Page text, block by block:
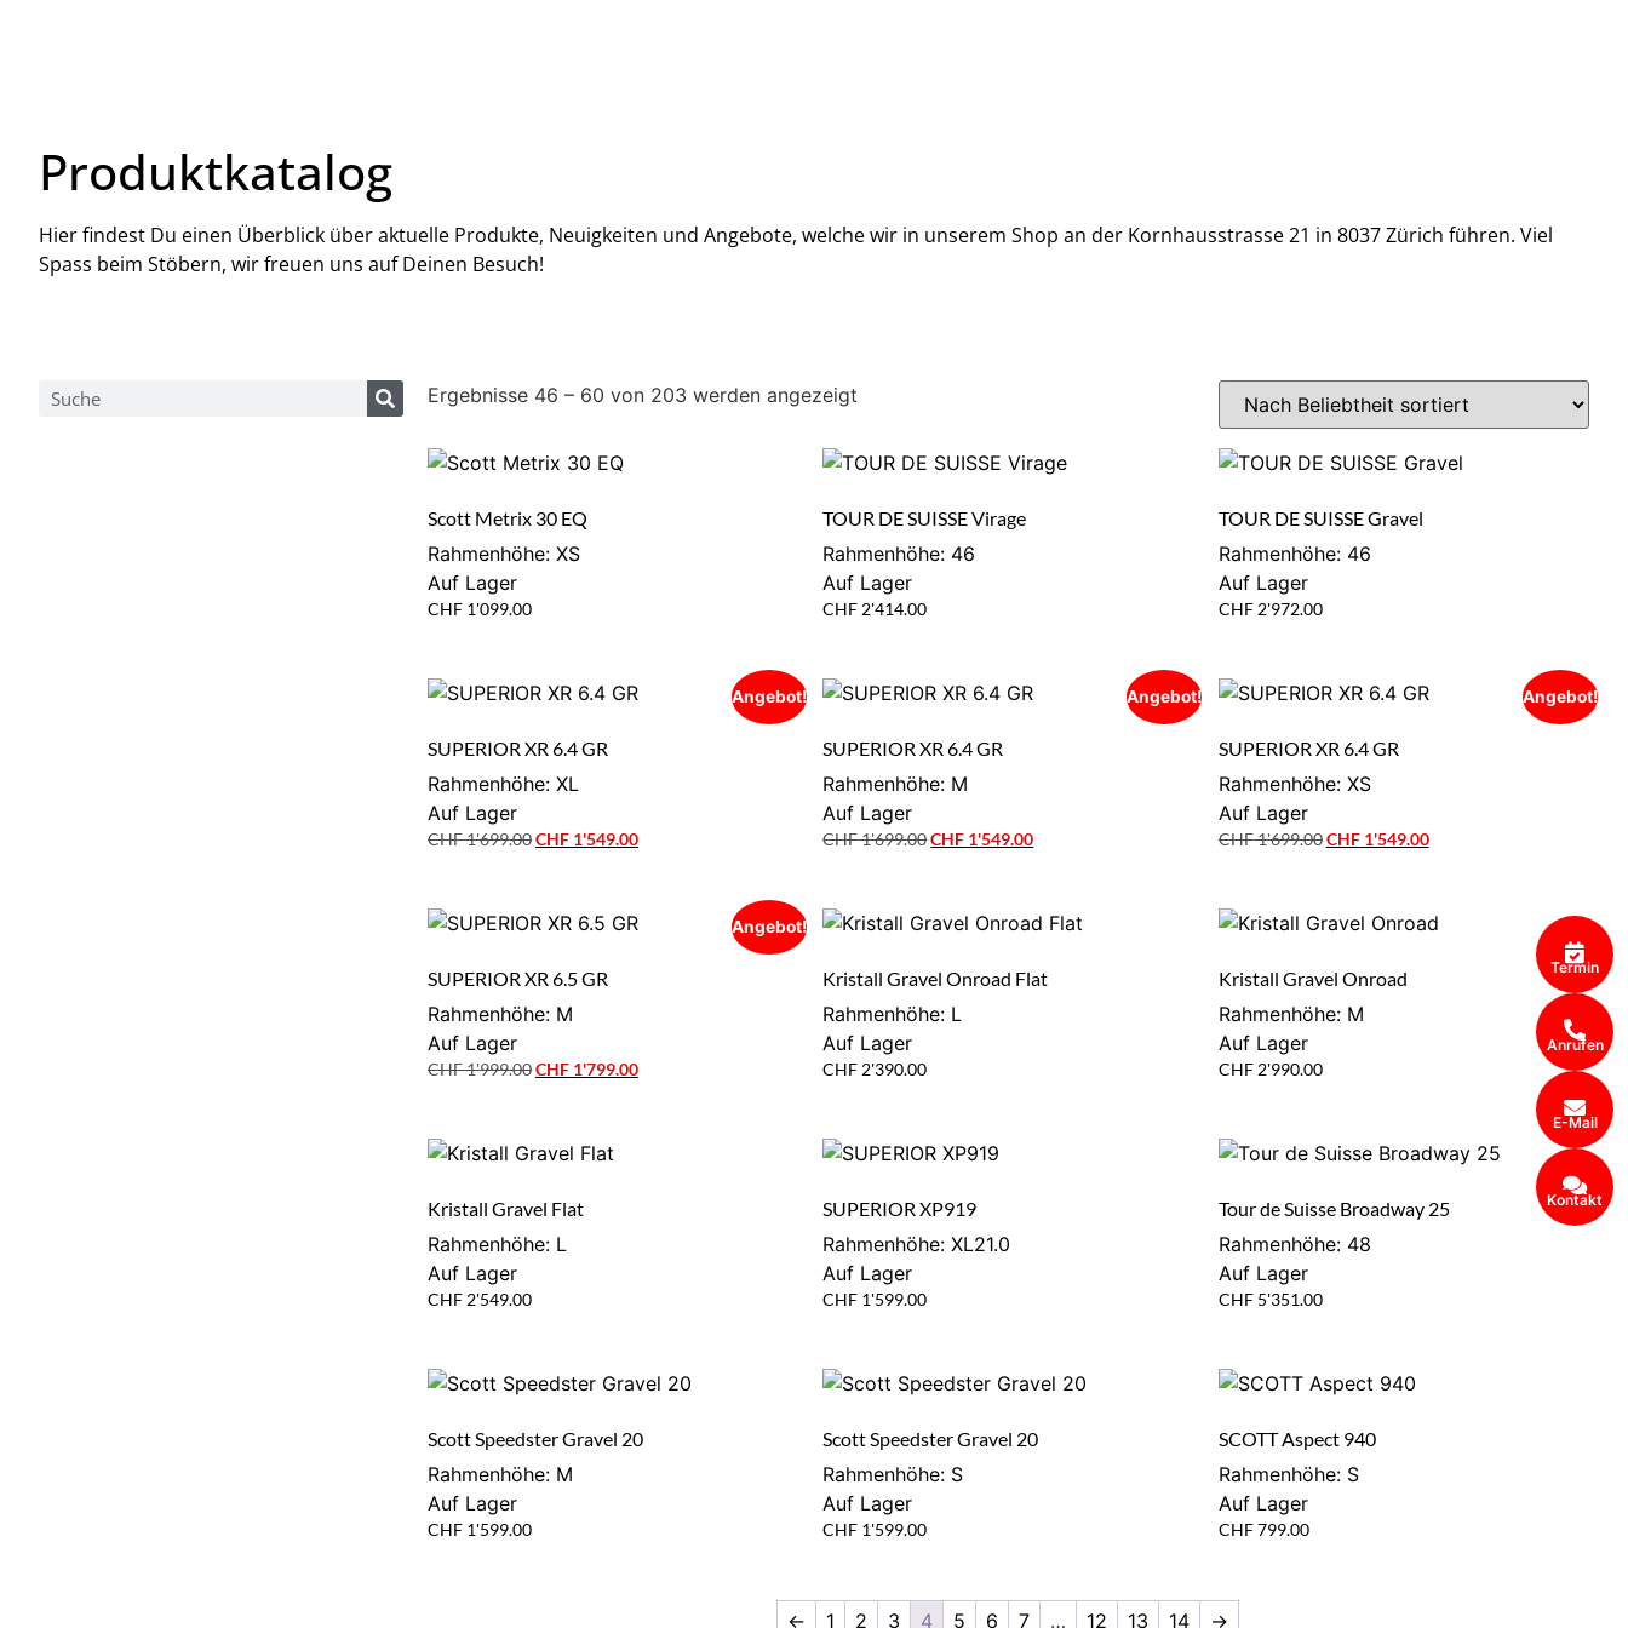
Produktkatalog
Hier findest Du einen Überblick über aktuelle Produkte, Neuigkeiten und Angebote, welche wir in unserem Shop an der Kornhausstrasse 21 in 8037 Zürich führen. Viel
Spass beim Stöbern, wir freuen uns auf Deinen Besuch!
Ergebnisse 46 – 60 von 203 werden angezeigt
Scott Metrix 30 EQ
Rahmenhöhe: XS
Auf Lager
CHF1'099.00
TOUR DE SUISSE Virage
Rahmenhöhe: 46
Auf Lager
CHF 2'414.00
TOUR DE SUISSE Gravel
Rahmenhöhe: 46
Auf Lager
CHF2'972.00
Angebot!
SUPERIOR XR 6.4 GR
Rahmenhöhe: XL
Auf Lager
CHF1'699.00CHF1'549.00
Angebot!
SUPERIOR XR 6.4 GR
Rahmenhöhe: M
Auf Lager
CHF1'699.00CHF 1'549.00
Angebot!
SUPERIOR XR 6.4 GR
Rahmenhöhe: XS
Auf Lager
CHF1'699.00CHF1'549.00
Angebot!
SUPERIOR XR 6.5 GR
Rahmenhöhe: M
Auf Lager
CHF1'999.00CHF1'799.00
Kristall Gravel Onroad Flat
Rahmenhöhe: L
Auf Lager
CHF 2'390.00
Kristall Gravel Onroad
Rahmenhöhe: M
Auf Lager
CHF2'990.00
Kristall Gravel Flat
Rahmenhöhe: L
Auf Lager
CHF2'549.00
SUPERIOR XP919
Rahmenhöhe: XL21.0
Auf Lager
CHF 1'599.00
Tour de Suisse Broadway 25
Rahmenhöhe: 48
Auf Lager
CHF5'351.00
Scott Speedster Gravel 20
Rahmenhöhe: M
Auf Lager
CHF1'599.00
Scott Speedster Gravel 20
Rahmenhöhe: S
Auf Lager
CHF 1'599.00
SCOTT Aspect 940
Rahmenhöhe: S
Auf Lager
CHF799.00
← 1 2 3 4 5 6 7 … 12 13 14 →
Termin
Anrufen
E-Mail
Kontakt